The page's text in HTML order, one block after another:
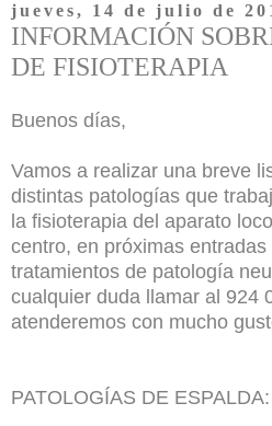
jueves, 14 de julio de
INFORMACIÓN
DE FISIOTERAPIA
Buenos días,
Vamos a realizar una breve
distintas patologías que
la fisioterapia del aparato
centro, en próximas
tratamientos de patología
cualquier duda llamar al 924
atenderemos con mucho
PATOLOGÍAS DE ESPALDA: